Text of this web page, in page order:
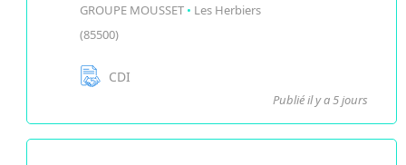
GROUPE MOUSSET • Les Herbiers
(85500)
CDI
Publié il y a 5 jours